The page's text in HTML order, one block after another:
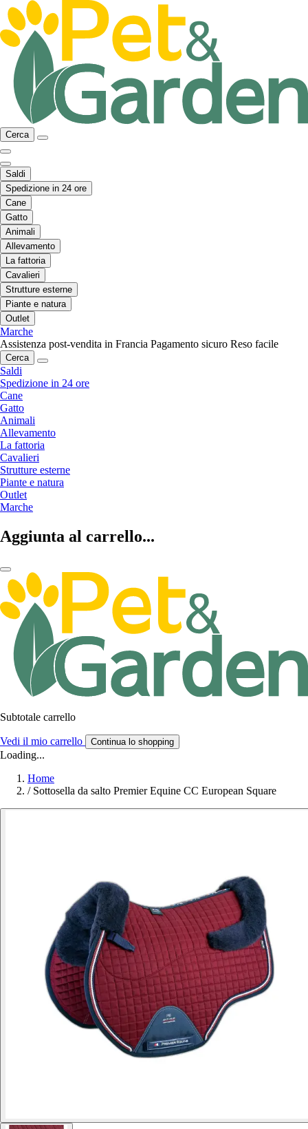
Cerca
Saldi
Spedizione in 24 ore
Cane
Gatto
Animali
Allevamento
La fattoria
Cavalieri
Strutture esterne
Piante e natura
Outlet
Marche
Assistenza post-vendita in Francia Pagamento sicuro Reso facile
Cerca
Saldi
Spedizione in 24 ore
Cane
Gatto
Animali
Allevamento
La fattoria
Cavalieri
Strutture esterne
Piante e natura
Outlet
Marche
Aggiunta al carrello...
Subtotale carrello
Vedi il mio carrello Continua lo shopping
Loading...
Home
/ Sottosella da salto Premier Equine CC European Square